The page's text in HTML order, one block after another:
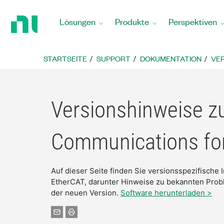
Startseite
Lösungen Produkte Perspektiven
STARTSEITE SUPPORT DOKUMENTATION
Versionshinweise
Communications
Auf dieser Seite finden Sie versionsspezifische
EtherCAT, darunter Hinweise zu bekannten
der neuen Version. Software herunterladen >